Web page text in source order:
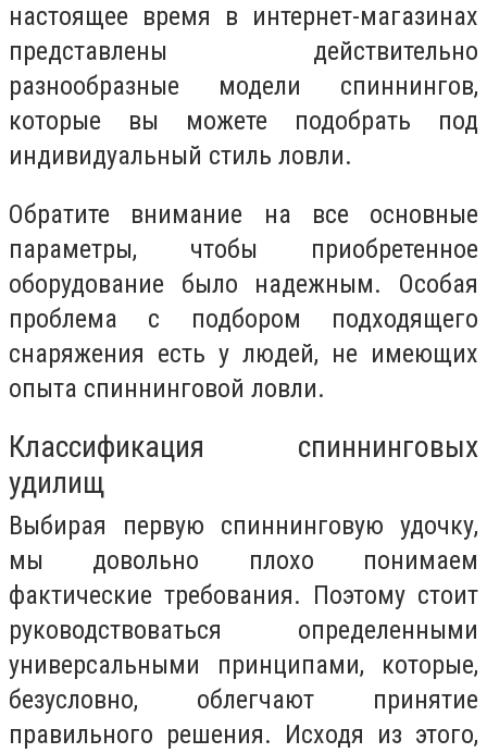
настоящее время в интернет-магазинах
представлены действительно
разнообразные модели спиннингов,
которые вы можете подобрать под
индивидуальный стиль ловли.
Обратите внимание на все основные
параметры, чтобы приобретенное
оборудование было надежным. Особая
проблема с подбором подходящего
снаряжения есть у людей, не имеющих
опыта спиннинговой ловли.
Классификация спиннинговых
удилищ
Выбирая первую спиннинговую удочку,
мы довольно плохо понимаем
фактические требования. Поэтому стоит
руководствоваться определенными
универсальными принципами, которые,
безусловно, облегчают принятие
правильного решения. Исходя из этого,